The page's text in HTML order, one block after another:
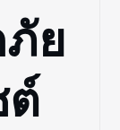
ย
ต์